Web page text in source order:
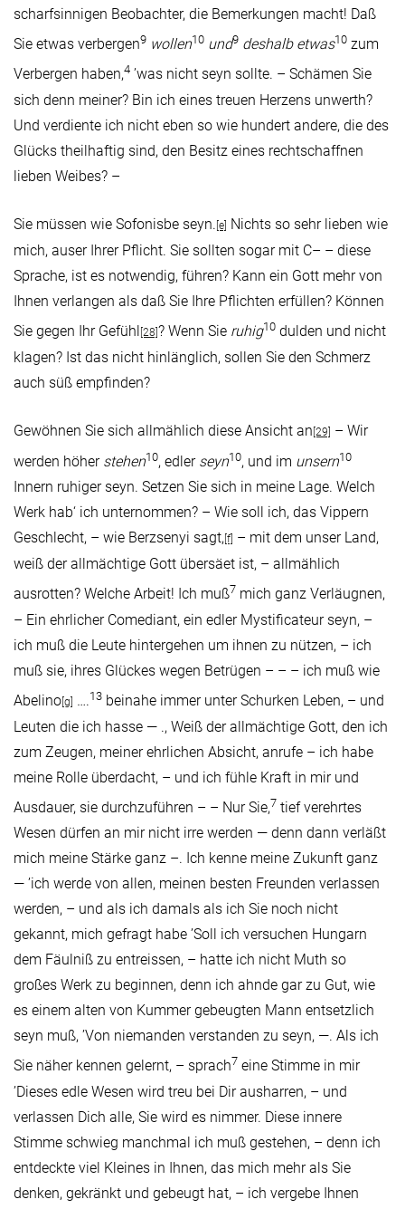
scharfsinnigen Beobachter, die Bemerkungen macht! Daß
Sie etwas verbergen9 wollen10 und9 deshalb etwas10 zum
Verbergen haben,4 ’was nicht seyn sollte. – Schämen Sie
sich denn meiner? Bin ich eines treuen Herzens unwerth?
Und verdiente ich nicht eben so wie hundert andere, die des
Glücks theilhaftig sind, den Besitz eines rechtschaffnen
lieben Weibes? –
Sie müssen wie Sofonisbe seyn. [e] Nichts so sehr lieben wie
mich, auser Ihrer Pflicht. Sie sollten sogar mit C– – diese
Sprache, ist es notwendig, führen? Kann ein Gott mehr von
Ihnen verlangen als daß Sie Ihre Pflichten erfüllen? Können
Sie gegen Ihr Gefühl [28] ? Wenn Sie ruhig10 dulden und nicht
klagen? Ist das nicht hinlänglich, sollen Sie den Schmerz
auch süß empfinden?
Gewöhnen Sie sich allmählich diese Ansicht an [29]
– Wir
werden höherstehen10, edler seyn10, und im unsern10
Innern ruhiger seyn. Setzen Sie sich in meine Lage. Welch
Werk hab‘ ich unternommen? – Wie soll ich, das Vippern
Geschlecht, – wie Berzsenyi sagt, [f] – mit dem unser Land,
weiß der allmächtige Gott übersäet ist, – allmählich
ausrotten? Welche Arbeit! Ich muß7 mich ganz Verläugnen,
– Ein ehrlicher Comediant, ein edler Mystificateur seyn, –
ich muß die Leute hintergehen um ihnen zu nützen, – ich
muß sie, ihres Glückes wegen Betrügen – – – ich muß wie
Abelino [g] ….13 beinahe immer unter Schurken Leben, – und
Leuten die ich hasse — ., Weiß der allmächtige Gott, den ich
zum Zeugen, meiner ehrlichen Absicht, anrufe – ich habe
meine Rolle überdacht, – und ich fühle Kraft in mir und
Ausdauer, sie durchzuführen – – Nur Sie,7 tief verehrtes
Wesen dürfen an mir nicht irre werden — denn dann verläßt
mich meine Stärke ganz –. Ich kenne meine Zukunft ganz
— ’ich werde von allen, meinen besten Freunden verlassen
werden, – und als ich damals als ich Sie noch nicht
gekannt, mich gefragt habe ’Soll ich versuchen Hungarn
dem Fäulniß zu entreissen, – hatte ich nicht Muth so
großes Werk zu beginnen, denn ich ahnde gar zu Gut, wie
es einem alten von Kummer gebeugten Mann entsetzlich
seyn muß, ’Von niemanden verstanden zu seyn, —. Als ich
Sie näher kennen gelernt, – sprach7 eine Stimme in mir
’Dieses edle Wesen wird treu bei Dir ausharren, – und
verlassen Dich alle, Sie wird es nimmer. Diese innere
Stimme schwieg manchmal ich muß gestehen, – denn ich
entdeckte viel Kleines in Ihnen, das mich mehr als Sie
denken, gekränkt und gebeugt hat, – ich vergebe Ihnen